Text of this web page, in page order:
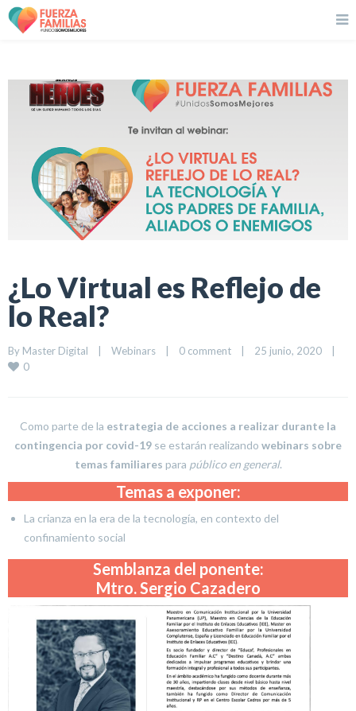
¿Lo Virtual es Reflejo de
lo Real?
By Master Digital | Webinars | 0 comment | 25 junio, 2020 |
0
Como parte de la estrategia de acciones a realizar durante la
contingencia por covid-19 se estarán realizando webinars sobre
temas familiares para público en general.
Temas a exponer:
La crianza en la era de la tecnología, en contexto del
confinamiento social
Semblanza del ponente:
Mtro. Sergio Cazadero